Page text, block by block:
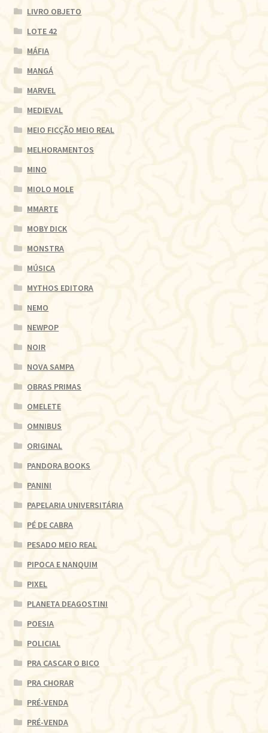
LIVRO OBJETO
LOTE 42
MÁFIA
MANGÁ
MARVEL
MEDIEVAL
MEIO FICÇÃO MEIO REAL
MELHORAMENTOS
MINO
MIOLO MOLE
MMARTE
MOBY DICK
MONSTRA
MÚSICA
MYTHOS EDITORA
NEMO
NEWPOP
NOIR
NOVA SAMPA
OBRAS PRIMAS
OMELETE
OMNIBUS
ORIGINAL
PANDORA BOOKS
PANINI
PAPELARIA UNIVERSITÁRIA
PÉ DE CABRA
PESADO MEIO REAL
PIPOCA E NANQUIM
PIXEL
PLANETA DEAGOSTINI
POESIA
POLICIAL
PRA CASCAR O BICO
PRA CHORAR
PRÉ-VENDA
PRÉ-VENDA